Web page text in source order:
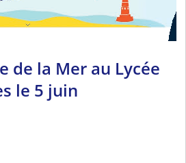
de la Mer au Lycée
le 5 juin